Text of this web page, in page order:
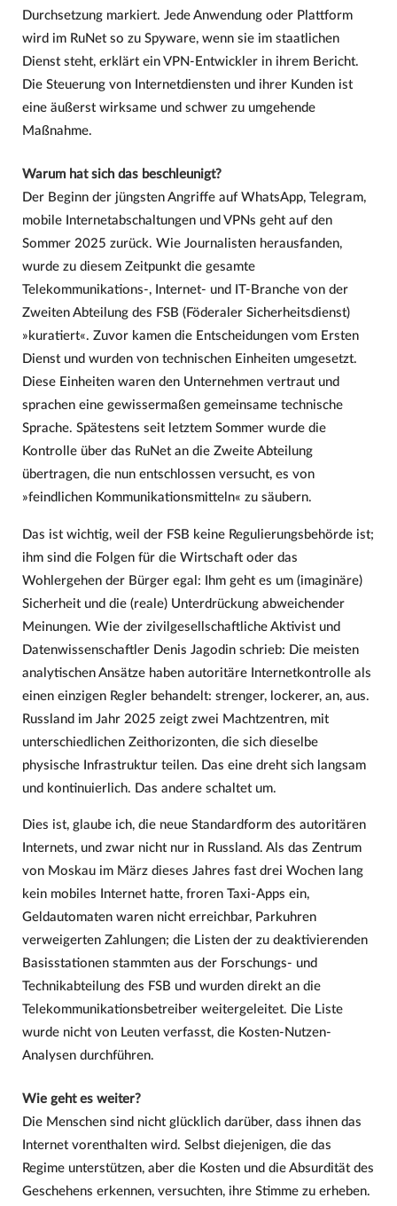
Durchsetzung markiert. Jede Anwendung oder Plattform
wird im RuNet so zu Spyware, wenn sie im staatlichen
Dienst steht, erklärt ein VPN-Entwickler in ihrem Bericht.
Die Steuerung von Internetdiensten und ihrer Kunden ist
eine äußerst wirksame und schwer zu umgehende
Maßnahme.
Warum hat sich das beschleunigt?
Der Beginn der jüngsten Angriffe auf WhatsApp, Telegram,
mobile Internetabschaltungen und VPNs geht auf den
Sommer 2025 zurück. Wie Journalisten herausfanden,
wurde zu diesem Zeitpunkt die gesamte
Telekommunikations-, Internet- und IT-Branche von der
Zweiten Abteilung des FSB (Föderaler Sicherheitsdienst)
»kuratiert«. Zuvor kamen die Entscheidungen vom Ersten
Dienst und wurden von technischen Einheiten umgesetzt.
Diese Einheiten waren den Unternehmen vertraut und
sprachen eine gewissermaßen gemeinsame technische
Sprache. Spätestens seit letztem Sommer wurde die
Kontrolle über das RuNet an die Zweite Abteilung
übertragen, die nun entschlossen versucht, es von
»feindlichen Kommunikationsmitteln« zu säubern.
Das ist wichtig, weil der FSB keine Regulierungsbehörde ist;
ihm sind die Folgen für die Wirtschaft oder das
Wohlergehen der Bürger egal: Ihm geht es um (imaginäre)
Sicherheit und die (reale) Unterdrückung abweichender
Meinungen. Wie der zivilgesellschaftliche Aktivist und
Datenwissenschaftler Denis Jagodin schrieb: Die meisten
analytischen Ansätze haben autoritäre Internetkontrolle als
einen einzigen Regler behandelt: strenger, lockerer, an, aus.
Russland im Jahr 2025 zeigt zwei Machtzentren, mit
unterschiedlichen Zeithorizonten, die sich dieselbe
physische Infrastruktur teilen. Das eine dreht sich langsam
und kontinuierlich. Das andere schaltet um.
Dies ist, glaube ich, die neue Standardform des autoritären
Internets, und zwar nicht nur in Russland. Als das Zentrum
von Moskau im März dieses Jahres fast drei Wochen lang
kein mobiles Internet hatte, froren Taxi-Apps ein,
Geldautomaten waren nicht erreichbar, Parkuhren
verweigerten Zahlungen; die Listen der zu deaktivierenden
Basisstationen stammten aus der Forschungs- und
Technikabteilung des FSB und wurden direkt an die
Telekommunikationsbetreiber weitergeleitet. Die Liste
wurde nicht von Leuten verfasst, die Kosten-Nutzen-
Analysen durchführen.
Wie geht es weiter?
Die Menschen sind nicht glücklich darüber, dass ihnen das
Internet vorenthalten wird. Selbst diejenigen, die das
Regime unterstützen, aber die Kosten und die Absurdität des
Geschehens erkennen, versuchten, ihre Stimme zu erheben.